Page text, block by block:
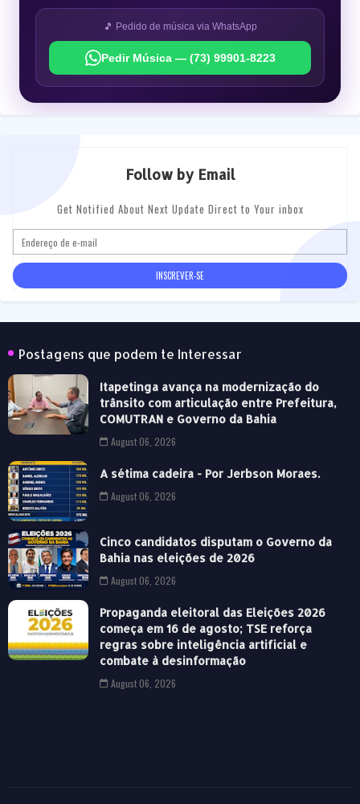
🎵 Pedido de música via WhatsApp
Pedir Música — (73) 99901-8223
Follow by Email
Get Notified About Next Update Direct to Your inbox
Postagens que podem te Interessar
Itapetinga avança na modernização do
trânsito com articulação entre Prefeitura,
COMUTRAN e Governo da Bahia
August 06, 2026
A sétima cadeira - Por Jerbson Moraes.
August 06, 2026
Cinco candidatos disputam o Governo da
Bahia nas eleições de 2026
August 06, 2026
Propaganda eleitoral das Eleições 2026
começa em 16 de agosto; TSE reforça
regras sobre inteligência artificial e
combate à desinformação
August 06, 2026